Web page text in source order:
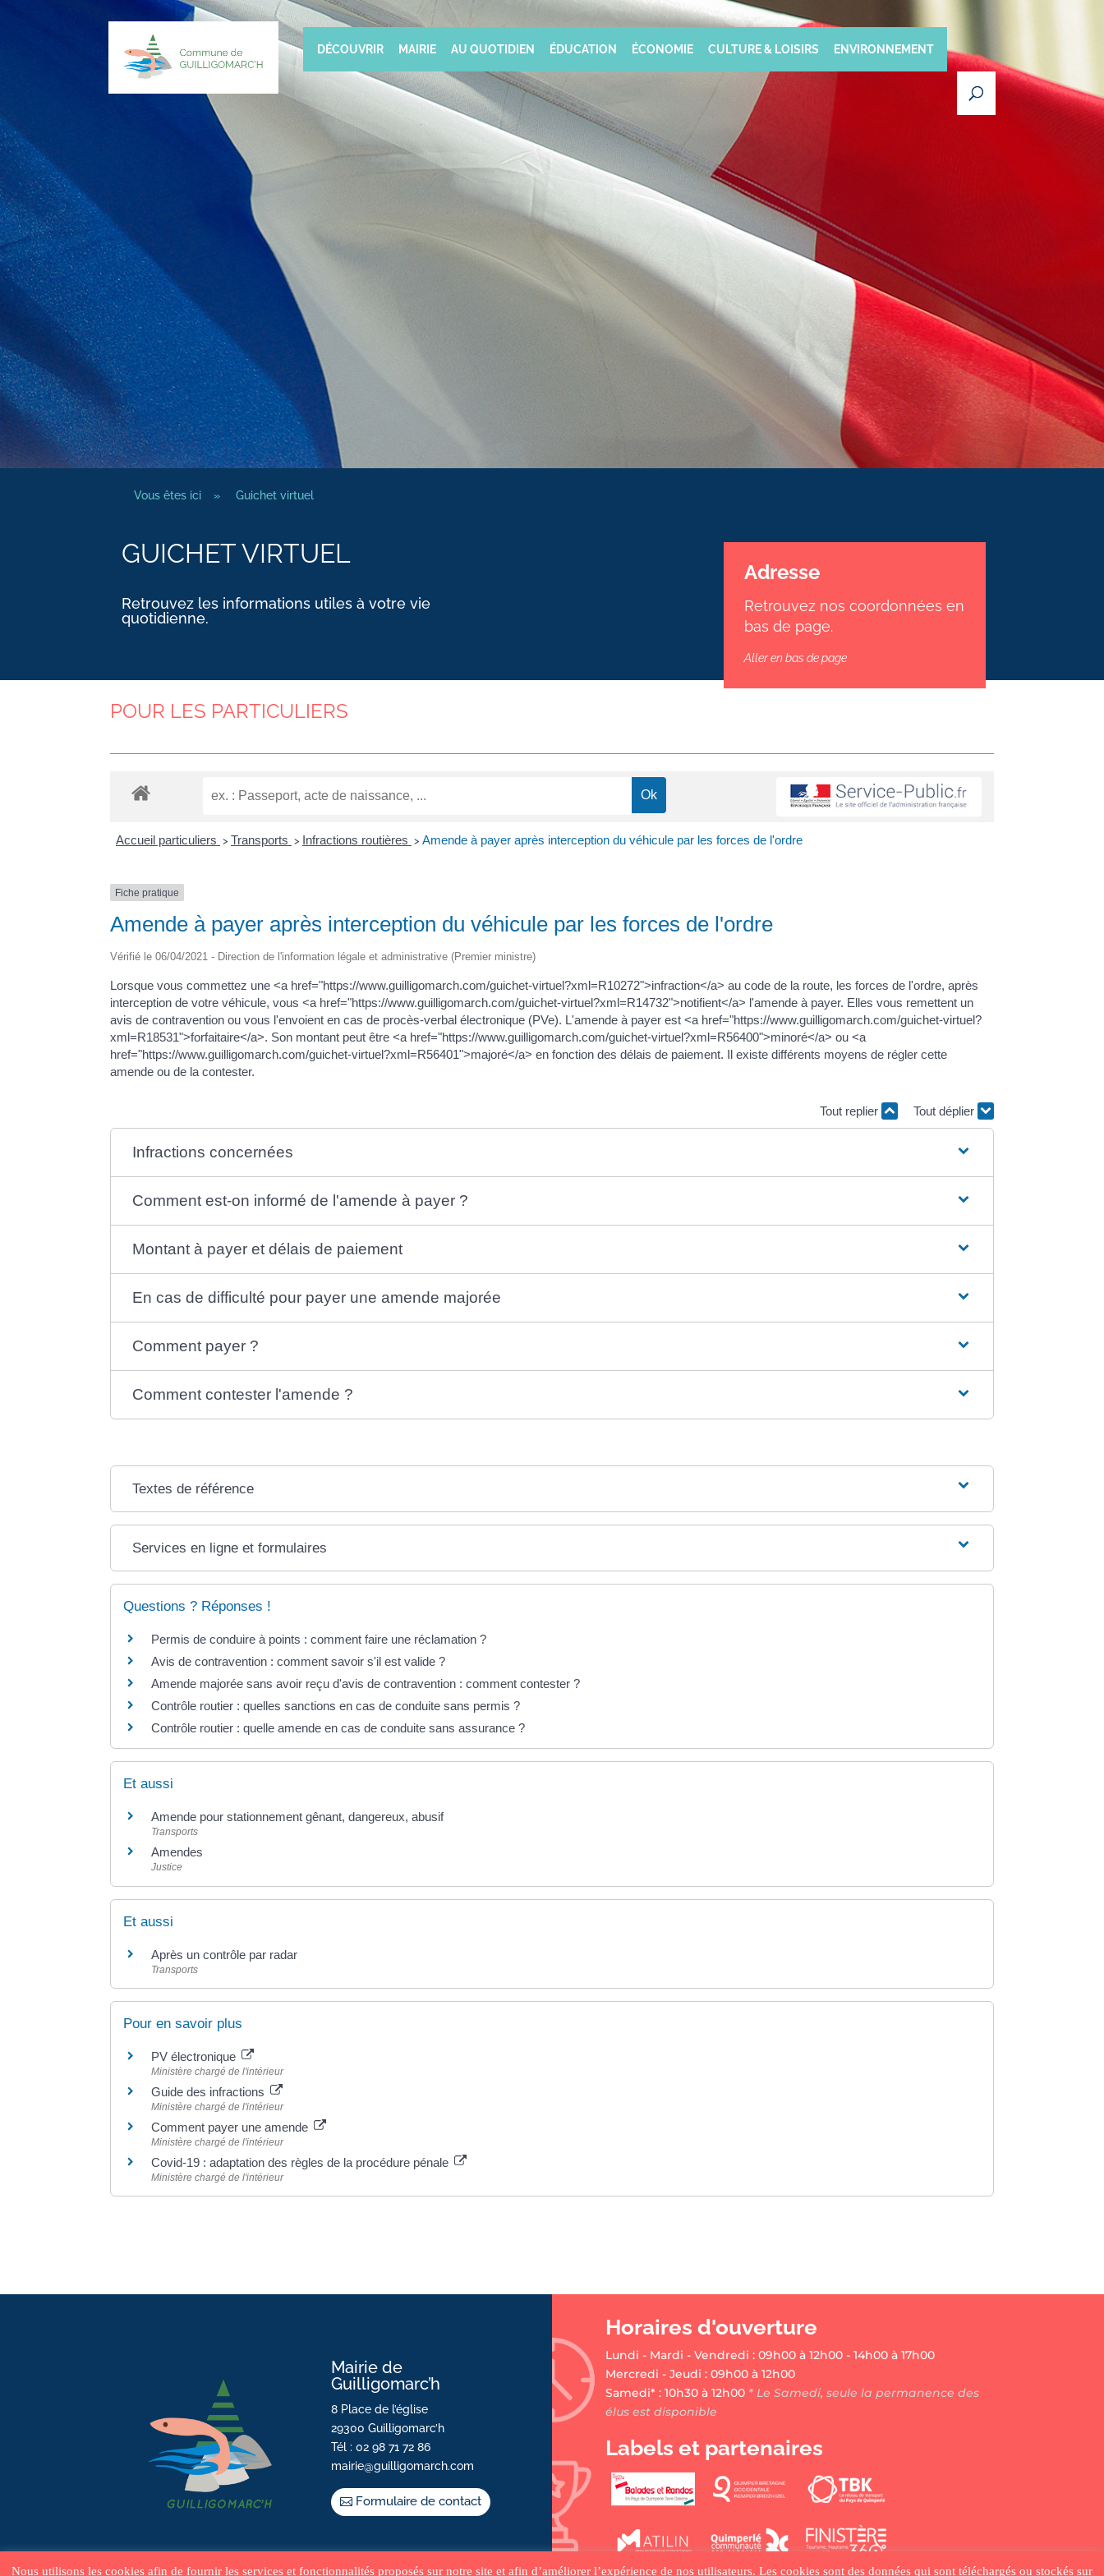
DÉCOUVRIR MAIRIE AU QUOTIDIEN ÉDUCATION ÉCONOMIE CULTURE & LOISIRS ENVIRONNEMENT
Vous êtes ici » Guichet virtuel
GUICHET VIRTUEL
Retrouvez les informations utiles à votre vie
quotidienne.
Adresse
Retrouvez nos coordonnées en
bas de page.
Aller en bas de page
POUR LES PARTICULIERS
Accueil particuliers > Transports > Infractions routières > Amende à payer après interception du véhicule par les forces de l'ordre
Fiche pratique
Amende à payer après interception du véhicule par les forces de l'ordre
Vérifié le 06/04/2021 - Direction de l'information légale et administrative (Premier ministre)
Lorsque vous commettez une <a href="https://www.guilligomarch.com/guichet-virtuel?xml=R10272">infraction</a> au code de la route, les forces de l'ordre, après
interception de votre véhicule, vous <a href="https://www.guilligomarch.com/guichet-virtuel?xml=R14732">notifient</a> l'amende à payer. Elles vous remettent un
avis de contravention ou vous l'envoient en cas de procès-verbal électronique (PVe). L'amende à payer est <a href="https://www.guilligomarch.com/guichet-virtuel?
xml=R18531">forfaitaire</a>. Son montant peut être <a href="https://www.guilligomarch.com/guichet-virtuel?xml=R56400">minoré</a> ou <a
href="https://www.guilligomarch.com/guichet-virtuel?xml=R56401">majoré</a> en fonction des délais de paiement. Il existe différents moyens de régler cette
amende ou de la contester.
Tout replier Tout déplier
Infractions concernées
Comment est-on informé de l'amende à payer ?
Montant à payer et délais de paiement
En cas de difficulté pour payer une amende majorée
Comment payer ?
Comment contester l'amende ?
Textes de référence
Services en ligne et formulaires
Questions ? Réponses !
Permis de conduire à points : comment faire une réclamation ?
Avis de contravention : comment savoir s'il est valide ?
Amende majorée sans avoir reçu d'avis de contravention : comment contester ?
Contrôle routier : quelles sanctions en cas de conduite sans permis ?
Contrôle routier : quelle amende en cas de conduite sans assurance ?
Et aussi
Amende pour stationnement gênant, dangereux, abusif
Transports
Amendes
Justice
Et aussi
Après un contrôle par radar
Transports
Pour en savoir plus
PV électronique
Ministère chargé de l'intérieur
Guide des infractions
Ministère chargé de l'intérieur
Comment payer une amende
Ministère chargé de l'intérieur
Covid-19 : adaptation des règles de la procédure pénale
Ministère chargé de l'intérieur
Mairie de
Guilligomarc’h
8 Place de l’église
29300 Guilligomarc’h
Tél : 02 98 71 72 86
mairie@guilligomarch.com
Formulaire de contact
Horaires d'ouverture
Lundi - Mardi - Vendredi : 09h00 à 12h00 - 14h00 à 17h00
Mercredi - Jeudi : 09h00 à 12h00
Samedi* : 10h30 à 12h00* Le Samedi, seule la permanence des
élus est disponible
Labels et partenaires
Nous utilisons les cookies afin de fournir les services et fonctionnalités proposés sur notre site et afin d’améliorer l’expérience de nos utilisateurs. Les cookies sont des données qui sont téléchargés ou stockés sur